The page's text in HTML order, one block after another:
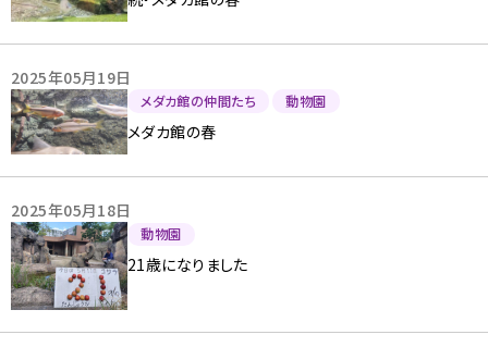
2025年05月19日
メダカ館の仲間たち 動物園
メダカ館の春
2025年05月18日
動物園
21歳になりました